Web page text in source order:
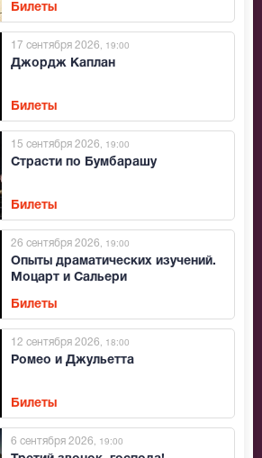
Билеты
Джордж Каплан
17 сентября 2026 , 19:00
Билеты
Страсти по Бумбарашу
15 сентября 2026 , 19:00
Билеты
Опыты драматических изучений.
Моцарт и Сальери
26 сентября 2026 , 19:00
Билеты
Ромео и Джульетта
12 сентября 2026 , 18:00
Билеты
6 сентября 2026 , 19:00